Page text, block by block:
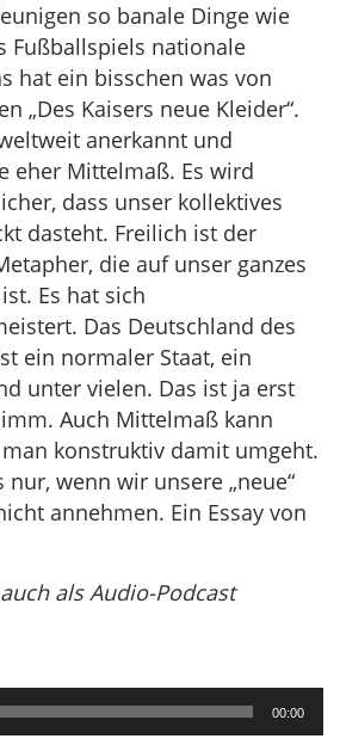
so banale Dinge wie
Fußballspiels nationale
hat ein bisschen was von
„Des Kaisers neue Kleider“.
anerkannt und
eher Mittelmaß. Es wird
dass unser kollektives
dasteht. Freilich ist der
die auf unser ganzes
Es hat sich
Das Deutschland des
ein normaler Staat, ein
unter vielen. Das ist ja erst
Auch Mittelmaß kann
konstruktiv damit umgeht.
wenn wir unsere „neue“
annehmen. Ein Essay von
als Audio-Podcast
00:00